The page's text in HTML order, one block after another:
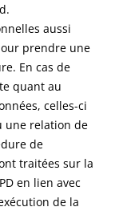
aussi
prendre une
En cas de
quant au
celles-ci
une relation de
de
traitées sur la
en lien avec
de la